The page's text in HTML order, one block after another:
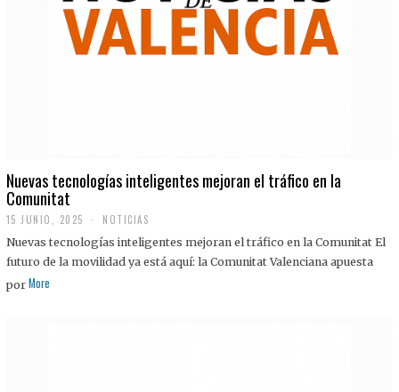
Nuevas tecnologías inteligentes mejoran el tráfico en la
Comunitat
15 JUNIO, 2025 NOTICIAS
Nuevas tecnologías inteligentes mejoran el tráfico en la Comunitat El
futuro de la movilidad ya está aquí: la Comunitat Valenciana apuesta
por More